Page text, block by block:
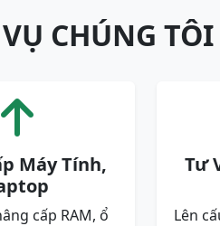
CHÚNG
Máy Tính,
cấp RAM, ổ
Tư
Lên